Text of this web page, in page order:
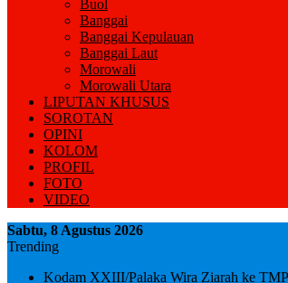
Buol
Banggai
Banggai Kepulauan
Banggai Laut
Morowali
Morowali Utara
LIPUTAN KHUSUS
SOROTAN
OPINI
KOLOM
PROFIL
FOTO
VIDEO
Sabtu, 8 Agustus 2026
Trending
Kodam XXIII/Palaka Wira Ziarah ke